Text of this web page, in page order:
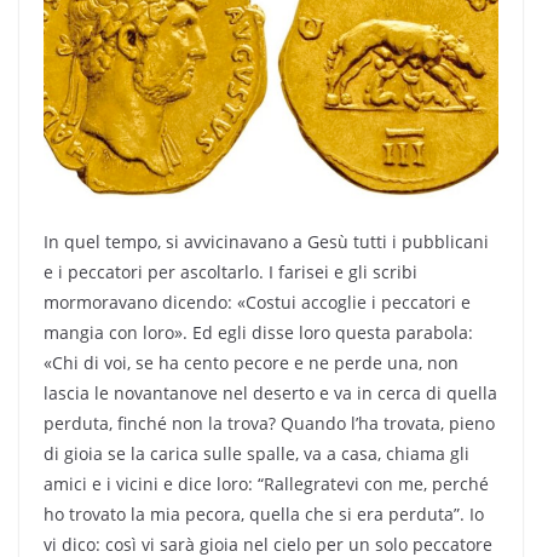
In quel tempo, si avvicinavano a Gesù tutti i pubblicani
e i peccatori per ascoltarlo. I farisei e gli scribi
mormoravano dicendo: «Costui accoglie i peccatori e
mangia con loro». Ed egli disse loro questa parabola:
«Chi di voi, se ha cento pecore e ne perde una, non
lascia le novantanove nel deserto e va in cerca di quella
perduta, finché non la trova? Quando l’ha trovata, pieno
di gioia se la carica sulle spalle, va a casa, chiama gli
amici e i vicini e dice loro: “Rallegratevi con me, perché
ho trovato la mia pecora, quella che si era perduta”. Io
vi dico: così vi sarà gioia nel cielo per un solo peccatore